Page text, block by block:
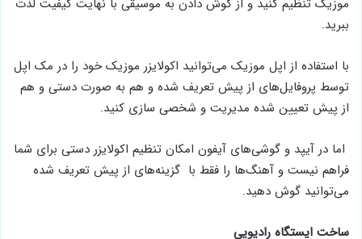
موزیک تنظیم کنید و از گوش دادن به موسیقی با نهایت کیفیت لذت
ببرید.
با استفاده از اپل موزیک می‌توانید اکولایزر موزیک خود را در مک اپل
توسط پروفایل‌های از پیش تعریف شده و هم به صورت دستی و هم
از پیش تعیین شده مدیریت و شخصی سازی کنید.
اما در آیپد و گوشی‌های آیفون امکان تنظیم اکولایزر دستی برای شما
فراهم نیست و آهنگ‌ها را فقط با گزینه‌های از پیش تعریف شده
می‌توانید گوش دهید.
ساخت ایستگاه رادیویی